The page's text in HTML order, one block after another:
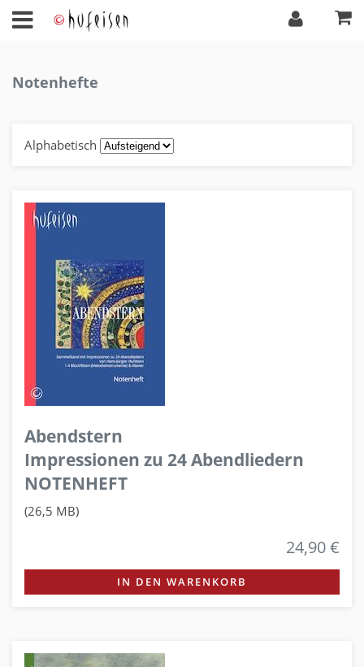
Notenhefte
Alphabetisch
Abendstern
Impressionen zu 24 Abendliedern
NOTENHEFT
(26,5 MB)
24,90 €
IN DEN WARENKORB